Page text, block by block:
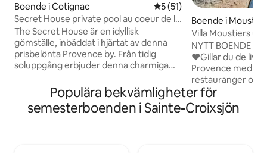
Boende i Cotignac 5 av 5 i genomsnittligt
5 (51)
Secret House private pool au coeur de la
Provence
The Secret House är en idyllisk
gömställe, inbäddat i hjärtat av denna
prisbelönta Provence by. Från tidig
soluppgång erbjuder denna charmiga
över medeltidsbyn och bortom till de
avlägsna bergen, vilket lovar varje gäst
en lyxig och minnesvärd romantisk
Boende i
e
Villa Moustiers
NYTT BOENDE
❤️​Gillar du de
Provence med
restauranger och
lavendelfält,
det karga
vandring,
Populära bekvämligheter för
semesterboenden i Sainte-Croixsjön